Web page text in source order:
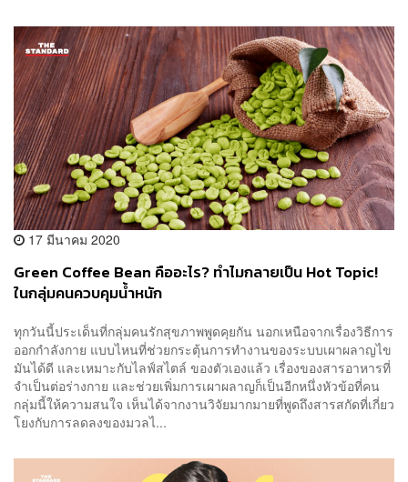
17 มีนาคม 2020
Green Coffee Bean คืออะไร? ทำไมกลายเป็น Hot Topic!
ในกลุ่มคนควบคุมน้ำหนัก
ทุกวันนี้ประเด็นที่กลุ่มคนรักสุขภาพพูดคุยกัน นอกเหนือจากเรื่องวิธีการ
ออกกำลังกาย แบบไหนที่ช่วยกระตุ้นการทำงานของระบบเผาผลาญไข
มันได้ดี และเหมาะกับไลฟ์สไตล์ ของตัวเองแล้ว เรื่องของสารอาหารที่
จำเป็นต่อร่างกาย และช่วยเพิ่มการเผาผลาญก็เป็นอีกหนึ่งหัวข้อที่คน
กลุ่มนี้ให้ความสนใจ เห็นได้จากงานวิจัยมากมายที่พูดถึงสารสกัดที่เกี่ยว
โยงกับการลดลงของมวลไ...